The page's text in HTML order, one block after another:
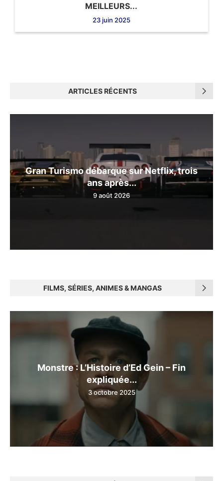
MEILLEURS...
23 juin 2025
ARTICLES RÉCENTS
Gran Turismo débarque sur Netflix, trois
ans après...
9 août 2026
FILMS, SÉRIES, ANIMES & MANGAS
Monstre : L’Histoire d’Ed Gein – Fin
expliquée...
3 octobre 2025